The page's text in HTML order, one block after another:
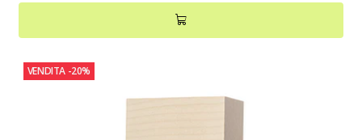
VENDITA -20%